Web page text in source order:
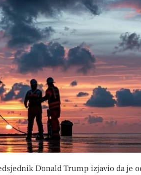
Donald Trump izjavio da je